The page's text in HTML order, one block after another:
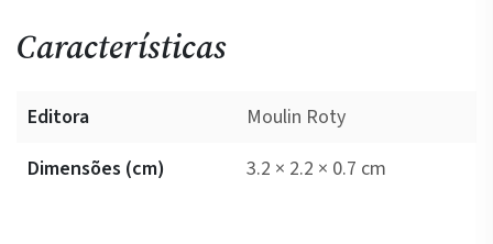
Características
Editora
Moulin Roty
Dimensões (cm)
3.2 × 2.2 × 0.7 cm